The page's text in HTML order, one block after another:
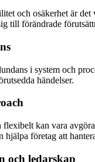
och osäkerhet är
till förändrade
i system och
händelser.
flexibelt kan vara
hjälpa företag att
och ledarskap